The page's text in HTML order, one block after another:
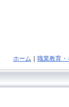
ホーム 職業教育・